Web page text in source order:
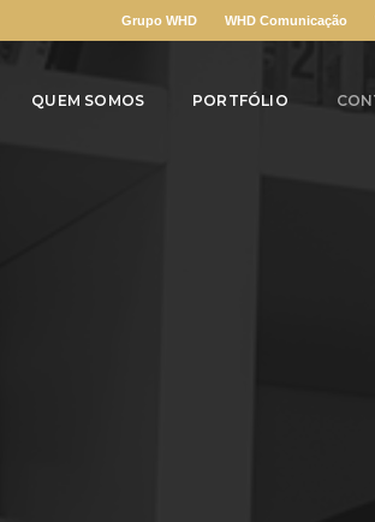
Grupo WHD WHD Comunicação
QUEM SOMOS PORTFÓLIO